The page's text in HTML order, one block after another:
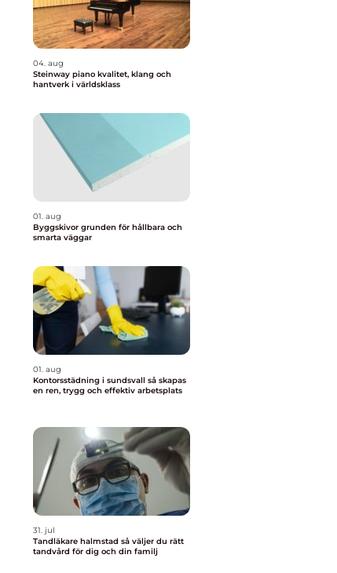
04. aug
Steinway piano kvalitet, klang och
hantverk i världsklass
01. aug
Byggskivor grunden för hållbara och
smarta väggar
01. aug
Kontorsstädning i sundsvall så skapas
en ren, trygg och effektiv arbetsplats
31. jul
Tandläkare halmstad så väljer du rätt
tandvård för dig och din familj